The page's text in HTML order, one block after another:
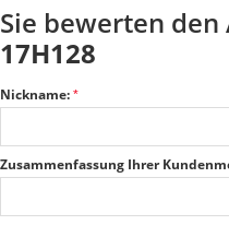
Sie bewerten
17H128
Nickname:
Zusammenfassung Ihrer